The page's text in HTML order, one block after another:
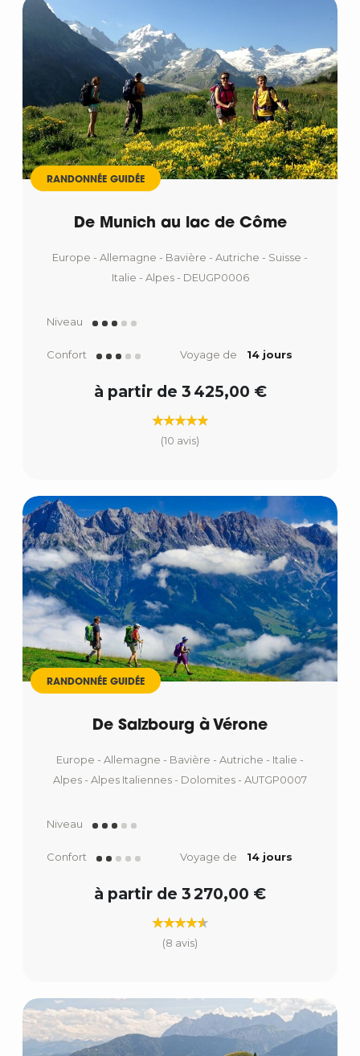
RANDONNÉE GUIDÉE
De Munich au lac de Côme
Europe - Allemagne - Bavière - Autriche - Suisse -
Italie - Alpes - DEUGP0006
Niveau
Confort Voyage de 14 jours
à partir de 3 425,00 €
(10 avis)
RANDONNÉE GUIDÉE
De Salzbourg à Vérone
Europe - Allemagne - Bavière - Autriche - Italie -
Alpes - Alpes Italiennes - Dolomites - AUTGP0007
Niveau
Confort Voyage de 14 jours
à partir de 3 270,00 €
(8 avis)